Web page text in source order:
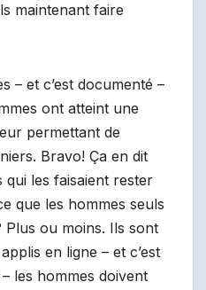
maintenant faire
– et c’est documenté –
ont atteint une
permettant de
Bravo! Ça en dit
les faisaient rester
que les hommes seuls
ou moins. Ils sont
en ligne – et c’est
les hommes doivent